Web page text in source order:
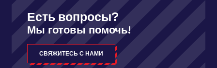
Есть вопросы?
Мы готовы помочь!
СВЯЖИТЕСЬ С НАМИ